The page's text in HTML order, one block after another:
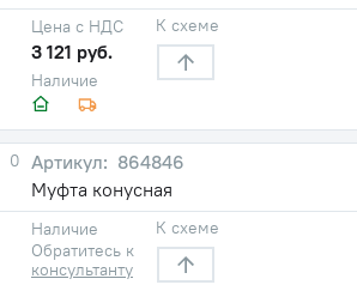
Наличие
Цена с НДС
3 121 руб.
К схеме
0
864846
Муфта конусная
Наличие
Обратитесь к
консультанту
К схеме